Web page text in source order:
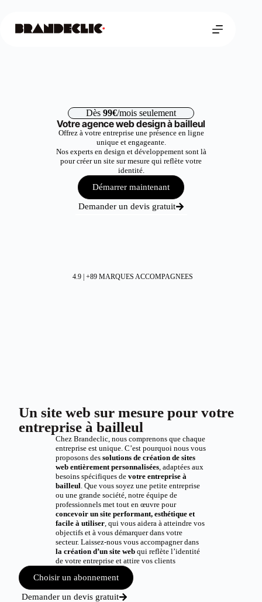
Dès 99€/mois seulement
Votre agence web design à bailleul
Offrez à votre entreprise une présence en ligne
unique et engageante.
Nos experts en design et développement sont là
pour créer un site sur mesure qui reflète votre
identité.
Démarrer maintenant
Demander un devis gratuit
4.9 | +89 MARQUES ACCOMPAGNEES
Un site web sur mesure pour votre
entreprise à bailleul
Chez Brandeclic, nous comprenons que chaque
entreprise est unique. C’est pourquoi nous vous
proposons des solutions de création de sites
web entièrement personnalisées, adaptées aux
besoins spécifiques de votre entreprise à
bailleul. Que vous soyez une petite entreprise
ou une grande société, notre équipe de
professionnels met tout en œuvre pour
concevoir un site performant, esthétique et
facile à utiliser, qui vous aidera à atteindre vos
objectifs et à vous démarquer dans votre
secteur. Laissez-nous vous accompagner dans
la création d’un site webqui reflète l’identité
de votre entreprise et attire vos clients
Choisir un abonnement
Demander un devis gratuit